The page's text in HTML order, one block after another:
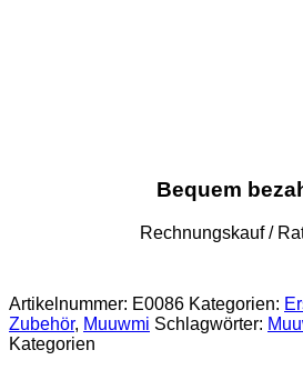
Bequem
Rechnungskauf /
Artikelnummer: E0086 Kategorien:
Zubehör, Muuwmi Schlagwörter:
Kategorien